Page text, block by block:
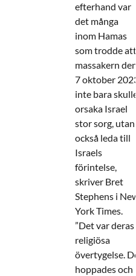
efterhand var
det många
inom Hamas
som trodde att
massakern den
7 oktober 2023
inte bara skulle
orsaka Israel
stor sorg, utan
också leda till
Israels
förintelse,
skriver Bret
Stephens i New
York Times.
”Det var deras
religiösa
övertygelse. De
hoppades och